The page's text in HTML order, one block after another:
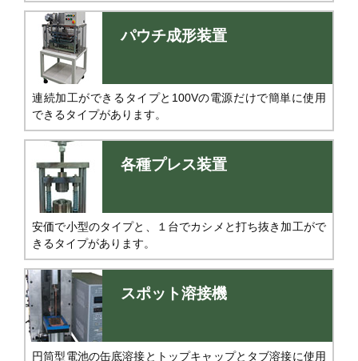
パウチ成形装置
連続加工ができるタイプと100Vの電源だけで簡単に使用
できるタイプがあります。
各種プレス装置
安価で小型のタイプと、１台でカシメと打ち抜き加工がで
きるタイプがあります。
スポット溶接機
円筒型電池の缶底溶接とトップキャップとタブ溶接に使用